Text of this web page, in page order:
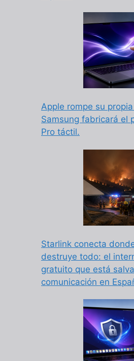
Apple rompe su
Samsung fabricará el
Pro táctil.
Starlink conecta
destruye todo: el
gratuito que está
comunicación en